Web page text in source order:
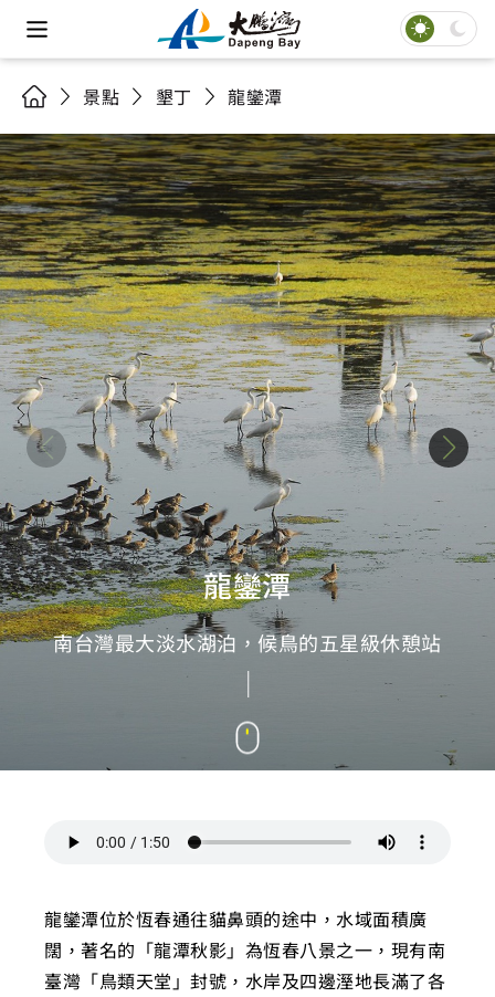
景點 墾丁 龍鑾潭
龍鑾潭
南台灣最大淡水湖泊，候鳥的五星級休憩站
龍鑾潭位於恆春通往貓鼻頭的途中，水域面積廣
闊，著名的「龍潭秋影」為恆春八景之一，現有南
臺灣「鳥類天堂」封號，水岸及四邊溼地長滿了各